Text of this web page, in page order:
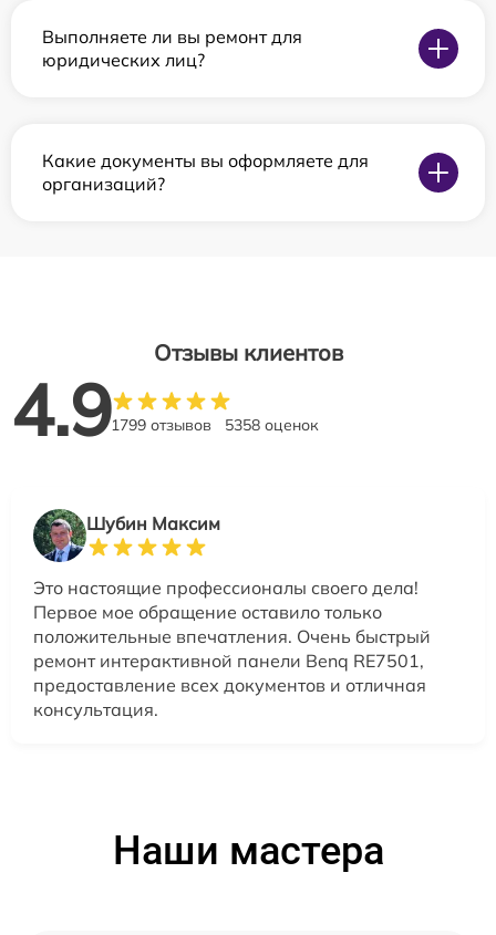
Выполняете ли вы ремонт для
юридических лиц?
Какие документы вы оформляете для
организаций?
Отзывы клиентов
4.91799 отзывов 5358 оценок
Шубин Максим
Это настоящие профессионалы своего дела!
Первое мое обращение оставило только
положительные впечатления. Очень быстрый
ремонт интерактивной панели Benq RE7501,
предоставление всех документов и отличная
консультация.
Наши мастера